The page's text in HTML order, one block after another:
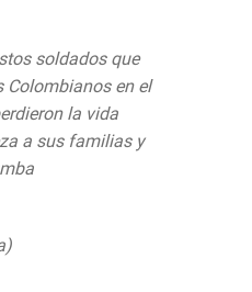
soldados que
Colombianos en el
la vida
a sus familias y